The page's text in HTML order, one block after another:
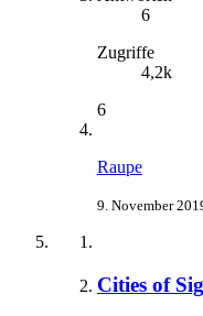
6
Zugriffe
4,2k
6
Raupe
9. November
Cities of